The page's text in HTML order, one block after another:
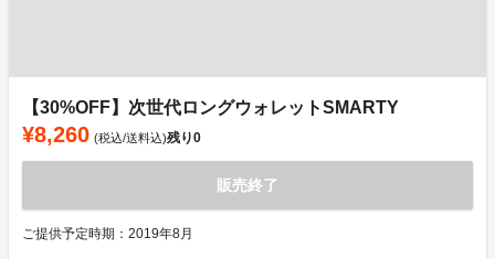
【30%OFF】次世代ロングウォレットSMARTY
¥8,260 (税込/送料込)残り0
販売終了
ご提供予定時期：2019年8月